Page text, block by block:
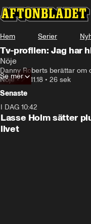
Hem Serier
Tv-profilen: Jag har
Nöje
Danny Roberts berättar om
Nöje•22.11.18 • 26 sek
Se mer
Senaste
I DAG 10:42
Lasse Holm sätter
livet